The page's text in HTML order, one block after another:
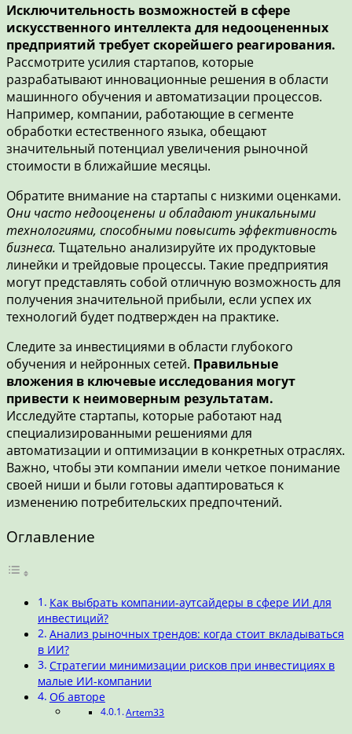
Исключительность возможностей в сфере
искусственного интеллекта для недооцененных
предприятий требует скорейшего реагирования.
Рассмотрите усилия стартапов, которые
разрабатывают инновационные решения в области
машинного обучения и автоматизации процессов.
Например, компании, работающие в сегменте
обработки естественного языка, обещают
значительный потенциал увеличения рыночной
стоимости в ближайшие месяцы.
Обратите внимание на стартапы с низкими оценками.
Они часто недооценены и обладают уникальными
технологиями, способными повысить эффективность
бизнеса. Тщательно анализируйте их продуктовые
линейки и трейдовые процессы. Такие предприятия
могут представлять собой отличную возможность для
получения значительной прибыли, если успех их
технологий будет подтвержден на практике.
Следите за инвестициями в области глубокого
обучения и нейронных сетей. Правильные
вложения в ключевые исследования могут
привести к неимоверным результатам.
Исследуйте стартапы, которые работают над
специализированными решениями для
автоматизации и оптимизации в конкретных отраслях.
Важно, чтобы эти компании имели четкое понимание
своей ниши и были готовы адаптироваться к
изменению потребительских предпочтений.
Оглавление
Как выбрать компании-аутсайдеры в сфере ИИ для
инвестиций?
Анализ рыночных трендов: когда стоит вкладываться
в ИИ?
Стратегии минимизации рисков при инвестициях в
малые ИИ-компании
Об авторе
Artem33